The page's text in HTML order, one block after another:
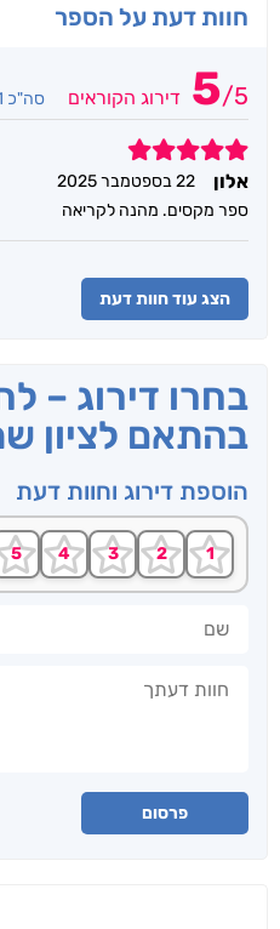
חוות דעת על הספר
5/5 דירוג הקוראים סה"כ 1 חוות דעת
5
אלון
22 בספטמבר 2025
ספר מקסים. מהנה לקריאה
הצג עוד חוות דעת
בחרו דירוג –
בהתאם לציון
הוספת דירוג וחוות דעת
פרסום